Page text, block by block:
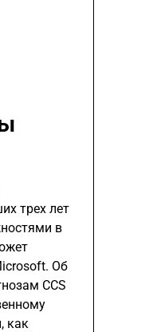
трех лет
в
Об
CCS
как